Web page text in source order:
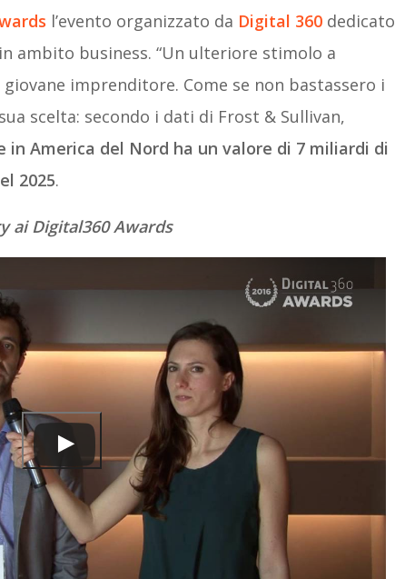
l’evento organizzato da Digital 360 dedicato
ambito business. “Un ulteriore stimolo a
imprenditore. Come se non bastassero i
scelta: secondo i dati di Frost & Sullivan,
in America del Nord ha un valore di 7 miliardi di
2025.
ai Digital360 Awards